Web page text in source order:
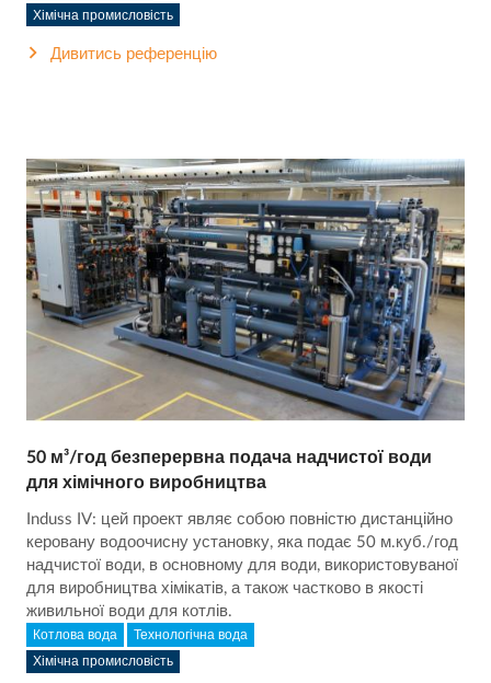
Хімічна промисловість
Дивитись референцію
50 м³/год безперервна подача надчистої води
для хімічного виробництва
Induss IV: цей проект являє собою повністю дистанційно
керовану водоочисну установку, яка подає 50 м.куб./год
надчистої води, в основному для води, використовуваної
для виробництва хімікатів, а також частково в якості
живильної води для котлів.
Котлова вода Технологічна вода
Хімічна промисловість